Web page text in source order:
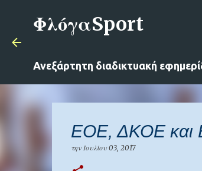
ΦλόγαSport
Ανεξάρτητη διαδικτυακή
ΕΟΕ, ΔΚΟΕ και
την Ιουλίου 03, 2017